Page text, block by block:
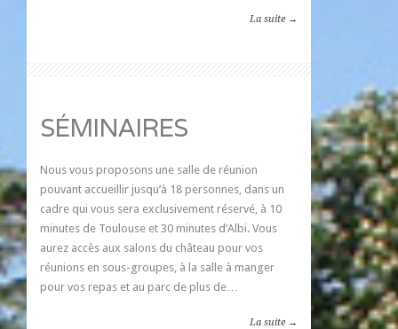
La suite →
SÉMINAIRES
Nous vous proposons une salle de réunion
pouvant accueillir jusqu’à 18 personnes, dans un
cadre qui vous sera exclusivement réservé, à 10
minutes de Toulouse et 30 minutes d’Albi. Vous
aurez accès aux salons du château pour vos
réunions en sous-groupes, à la salle à manger
pour vos repas et au parc de plus de…
La suite →